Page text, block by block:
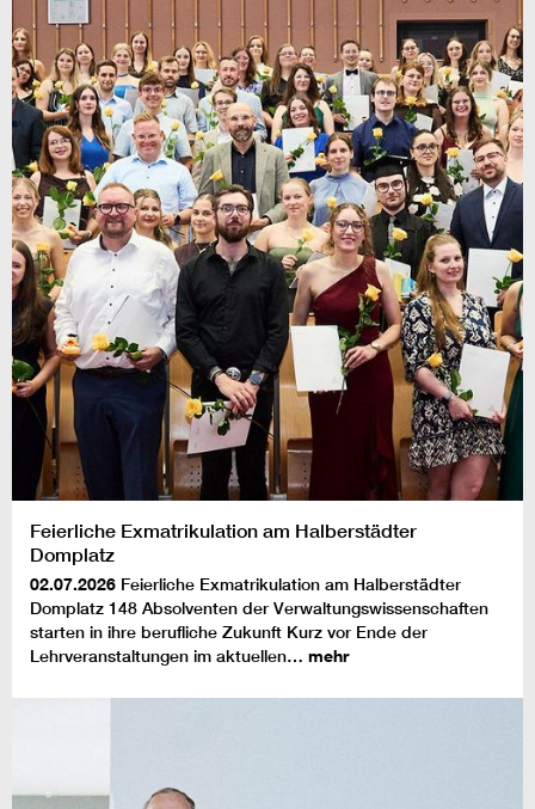
Feierliche Exmatrikulation am Halberstädter
Domplatz
02.07.2026 Feierliche Exmatrikulation am Halberstädter
Domplatz 148 Absolventen der Verwaltungswissenschaften
starten in ihre berufliche Zukunft Kurz vor Ende der
Lehrveranstaltungen im aktuellen… mehr